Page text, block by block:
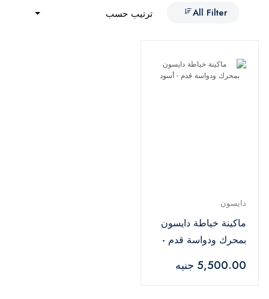
All Filter
ترتيب حسب
دايسون
ماكينة خياطة دايسون
بمحرك ودواسة قدم -
5,500.00 جنيه